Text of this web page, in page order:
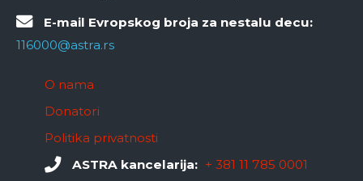
E-mail Evropskog broja za nestalu decu:
116000@astra.rs
O nama
Donatori
Politika privatnosti
ASTRA kancelarija: + 381 11 785 0001